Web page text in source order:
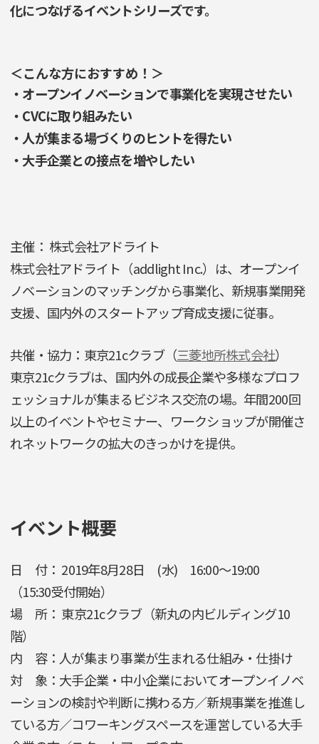
化につなげるイベントシリーズです。
＜こんな方におすすめ！＞
・オープンイノベーションで事業化を実現させたい
・CVCに取り組みたい
・人が集まる場づくりのヒントを得たい
・大手企業との接点を増やしたい
主催： 株式会社アドライト
株式会社アドライト（addlight Inc.）は、オープンイ
ノベーションのマッチングから事業化、新規事業開発
支援、国内外のスタートアップ育成支援に従事。
共催・協力：東京21cクラブ（三菱地所株式会社）
東京21cクラブは、国内外の成長企業や多様なプロフ
ェッショナルが集まるビジネス交流の場。年間200回
以上のイベントやセミナー、ワークショップが開催さ
れネットワークの拡大のきっかけを提供。
イベント概要
日 付： 2019年8月28日 (水) 16:00～19:00
（15:30受付開始）
場 所： 東京21cクラブ（新丸の内ビルディング10
階）
内 容：人が集まり事業が生まれる仕組み・仕掛け
対 象：大手企業・中小企業においてオープンイノベ
ーションの検討や判断に携わる方／新規事業を推進し
ている方／コワーキングスペースを運営している大手